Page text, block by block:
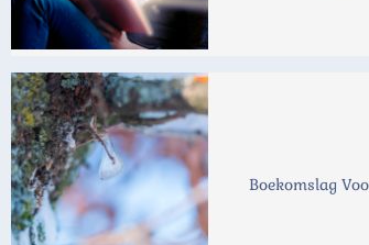
Boekomslag